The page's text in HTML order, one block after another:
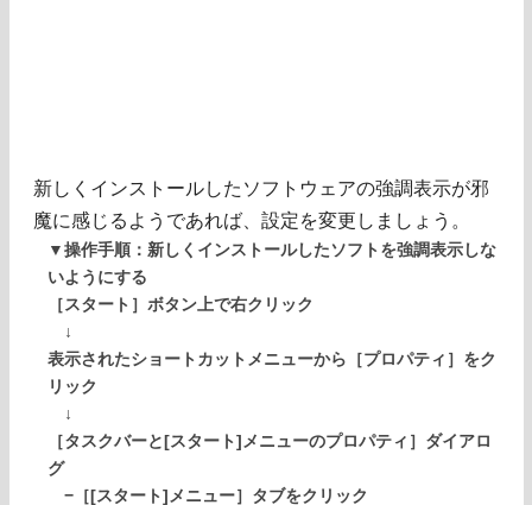
新しくインストールしたソフトウェアの強調表示が邪
魔に感じるようであれば、設定を変更しましょう。
▼操作手順：新しくインストールしたソフトを強調表示しな
いようにする
［スタート］ボタン上で右クリック
↓
表示されたショートカットメニューから［プロパティ］をク
リック
↓
［タスクバーと[スタート]メニューのプロパティ］ダイアロ
グ
−［[スタート]メニュー］タブをクリック